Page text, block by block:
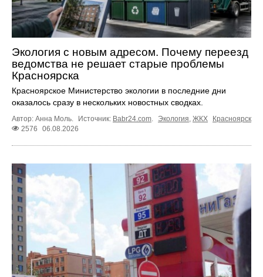
Экология с новым адресом. Почему переезд
ведомства не решает старые проблемы
Красноярска
Красноярское Министерство экологии в последние дни
оказалось сразу в нескольких новостных сводках.
Автор: Анна Моль. Источник: Babr24.com Экология ЖКХ
Красноярск
2576
06.08.2026